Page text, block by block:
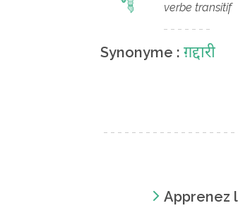
verbe transitif
Synonyme : ग़द्दारी
Apprenez